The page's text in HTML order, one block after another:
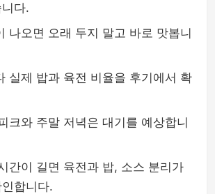
다.
나오면 오래 두지 말고 바로 맛봅니
실제 밥과 육전 비율을 후기에서 확
크와 주말 저녁은 대기를 예상합니
간이 길면 육전과 밥, 소스 분리가
합니다.